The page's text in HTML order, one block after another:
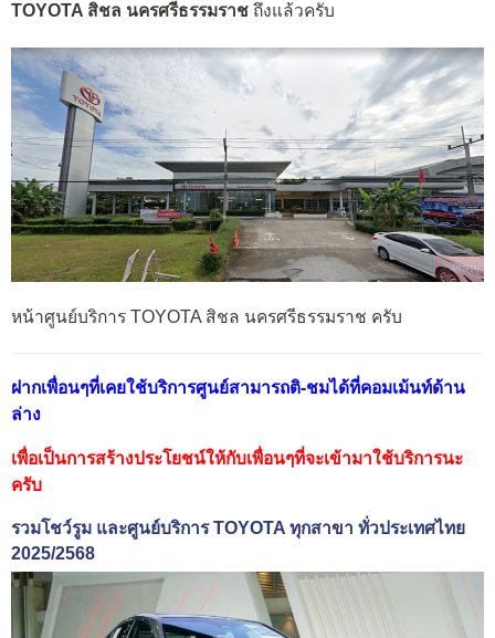
TOYOTA สิชล นครศรีธรรมราช ถึงแล้วครับ
หน้าศูนย์บริการ TOYOTA สิชล นครศรีธรรมราช ครับ
ฝากเพื่อนๆที่เคยใช้บริการศูนย์สามารถติ-ชมได้ที่คอมเม้นท์ด้าน
ล่าง
เพื่อเป็นการสร้างประโยชน์ให้กับเพื่อนๆที่จะเข้ามาใช้บริการนะ
ครับ
รวมโชว์รูม และศูนย์บริการ TOYOTA ทุกสาขา ทั่วประเทศไทย
2025/2568